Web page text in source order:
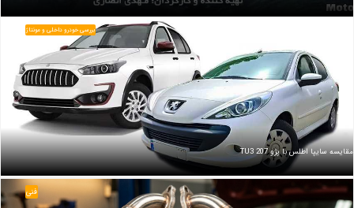
مقایسه سایپا اطلس با پژو 207 TU3
بررسی خودرو داخلی و مونتاژ
فنی